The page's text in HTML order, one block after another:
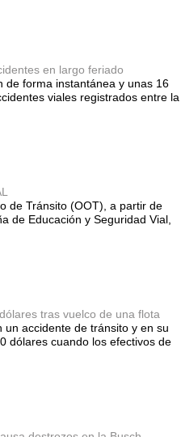
en largo feriado
de forma instantánea y unas 16
viales registrados entre la
de Tránsito (OOT), a partir de
de Educación y Seguridad Vial,
tras vuelco de una flota
accidente de tránsito y en su
dólares cuando los efectivos de